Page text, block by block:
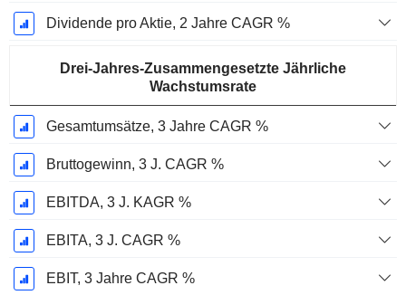
Dividende pro Aktie, 2 Jahre CAGR %
Drei-Jahres-Zusammengesetzte Jährliche
Wachstumsrate
Gesamtumsätze, 3 Jahre CAGR %
Bruttogewinn, 3 J. CAGR %
EBITDA, 3 J. KAGR %
EBITA, 3 J. CAGR %
EBIT, 3 Jahre CAGR %